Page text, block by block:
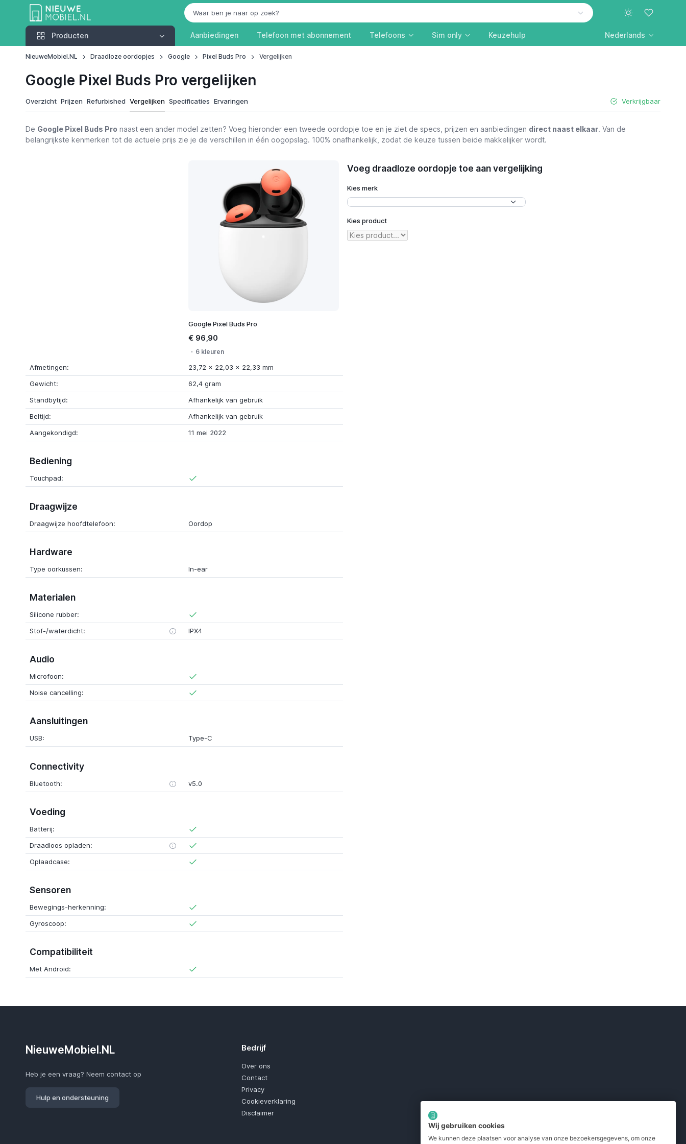
Producten
Producten Aanbiedingen Telefoon met abonnement Telefoons Sim only Keuzehulp Nederlands
NieuweMobiel.NL Draadloze oordopjes Google Pixel Buds Pro Vergelijken
Google Pixel Buds Pro vergelijken
Overzicht Prijzen Refurbished Vergelijken Specificaties Ervaringen Verkrijgbaar
Google Pixel Buds Pro
Functies
De Google Pixel Buds Pro naast een ander model zetten? Voeg hieronder een tweede oordopje toe en je ziet de specs, prijzen en aanbiedingen direct naast elkaar. Van de
belangrijkste kenmerken tot de actuele prijs zie je de verschillen in één oogopslag. 100% onafhankelijk, zodat de keuze tussen beide makkelijker wordt.
Google Pixel Buds Pro
€ 96,90
6 kleuren
Voeg draadloze oordopje toe aan vergelijking
Kies merk
Kies product
Afmetingen:
23,72 x 22,03 x 22,33 mm
Gewicht:
62,4 gram
Standbytijd:
Afhankelijk van gebruik
Beltijd:
Afhankelijk van gebruik
Aangekondigd:
11 mei 2022
Bediening
Touchpad:
Draagwijze
Draagwijze hoofdtelefoon: Oordop
Hardware
Type oorkussen: In-ear
Materialen
Silicone rubber:
Stof-/waterdicht:
IPX4
Audio
Microfoon:
Noise cancelling:
Aansluitingen
USB: Type-C
Connectivity
Bluetooth: v5.0
Voeding
Batterij:
Draadloos opladen:
Oplaadcase:
Sensoren
Bewegings-herkenning:
Gyroscoop:
Compatibiliteit
Met Android:
NieuweMobiel.NL
Heb je een vraag? Neem contact op
Hulp en ondersteuning
Bedrijf
Over ons
Contact
Privacy
Cookieverklaring
Disclaimer
Wij gebruiken cookies
We kunnen deze plaatsen voor analyse van onze bezoekersgegevens, om onze